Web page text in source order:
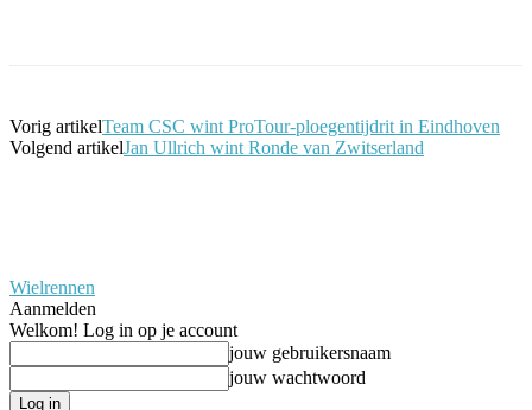
Vorig artikelTeam CSC wint ProTour-ploegentijdrit in Eindhoven
Volgend artikelJan Ullrich wint Ronde van Zwitserland
Wielrennen
Aanmelden
Welkom! Log in op je account
jouw gebruikersnaam
jouw wachtwoord